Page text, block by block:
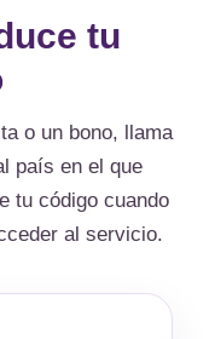
tu
o un bono, llama
país en el que
tu código cuando
al servicio.